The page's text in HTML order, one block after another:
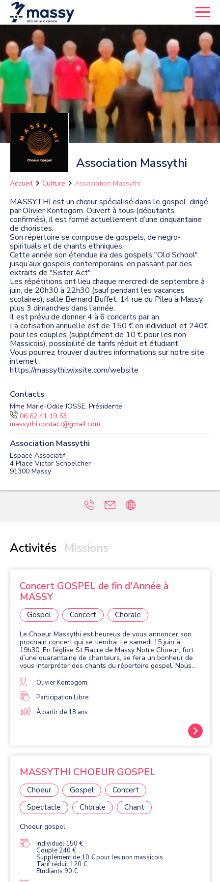
Association Massythi
Accueil Culture Association Massythi
MASSYTHI est un chœur spécialisé dans le gospel, dirigé
par Olivier Kontogom. Ouvert à tous (débutants,
confirmés), il est formé actuellement d’une cinquantaine
de choristes.
Son répertoire se compose de gospels, de negro-
spirituals et de chants ethniques.
Cette année son étendue ira des gospels "Old School"
jusqu’aux gospels contemporains, en passant par des
extraits de "Sister Act".
Les répétitions ont lieu chaque mercredi de septembre à
juin, de 20h30 à 22h30 (sauf pendant les vacances
scolaires), salle Bernard Buffet, 14 rue du Pileu à Massy,
plus 3 dimanches dans l’année.
Il est prévu de donner 4 à 6 concerts par an.
La cotisation annuelle est de 150 € en individuel et 240€
pour les couples (supplément de 10 € pour les non
Massicois), possibilité de tarifs réduit et étudiant.
Vous pourrez trouver d’autres informations sur notre site
internet :
Contacts
Mme Marie-Odile JOSSE, Présidente
06 62 41 19 53
massythi.contact@gmail.com
Association Massythi
Espace Associatif
4 Place Victor Schoelcher
91300 Massy
Activités Missions
Concert GOSPEL de fin d'Année à
MASSY
Gospel Concert Chorale
Le Choeur Massythi est heureux de vous annoncer son
prochain concert qui se tiendra: Le samedi 15 juin à
19h30, En l’église St Fiacre de Massy Notre Choeur, fort
d’une quarantaine de chanteurs, se fera un bonheur de
vous interpréter des chants du répertoire gospel. Nous
d’espoir et de joie qu’a été cette page de l’histoire:
l’esclavage des noirs aux États Unis d’Amérique. Comme
chaque année ce concert sera dirigé par Olivier
Kontogom, qui saura vous donner le goût de cette
musique mais aussi de la musique et du chant. Nous vous
Olivier Kontogom
Participation Libre
À partir de 18 ans
MASSYTHI CHOEUR GOSPEL
Choeur Gospel
Concert
Spectacle
Chorale Chant
Choeur gospel
Individuel 150 €
Couple 240 €
Supplément de 10 € pour les non massicois
Tarif réduit 120 €
Etudiants 90 €